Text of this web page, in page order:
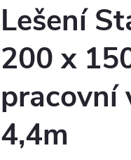
Lešení
200 x
pracovní
4,4m